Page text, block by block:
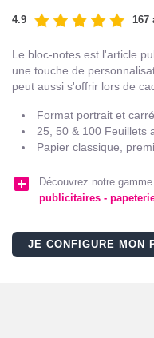
4.9 167
Le bloc-notes est l'article
une touche de
peut aussi s'offrir lors de
Format portrait et carré
25, 50 & 100 Feuillets
Papier classique,
add_box Découvrez notre
publicitaires -
JE CONFIGURE MON